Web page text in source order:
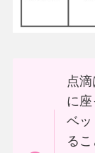
点
に座
ベッ
る